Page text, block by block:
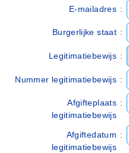
E-mailadres :
Burgerlijke staat :
Legitimatiebewijs :
Nummer legitimatiebewijs :
Afgifteplaats
legitimatiebewijs
:
Afgiftedatum
legitimatiebewijs
: